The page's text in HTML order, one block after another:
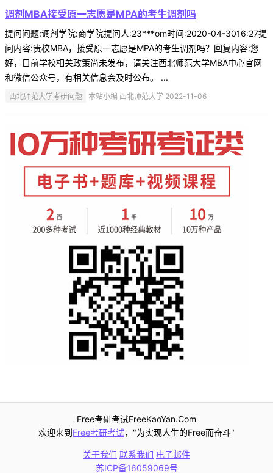
调剂MBA接受原一志愿是MPA的考生调剂吗
提问问题:调剂学院:商学院提问人:23***om时间:2020-04-3016:27提
问内容:贵校MBA，接受原一志愿是MPA的考生调剂吗？回复内容:您
好，目前学校相关政策尚未发布，请关注西北师范大学MBA中心官网
和微信公众号，有相关信息会及时公布。 ...
西北师范大学考研问题 本站小编 西北师范大学 2022-11-06
Free考研考试FreeKaoYan.Com
欢迎来到Free考研考试，"为实现人生的Free而奋斗"
关于我们 联系我们 电子邮件
苏ICP备16059069号